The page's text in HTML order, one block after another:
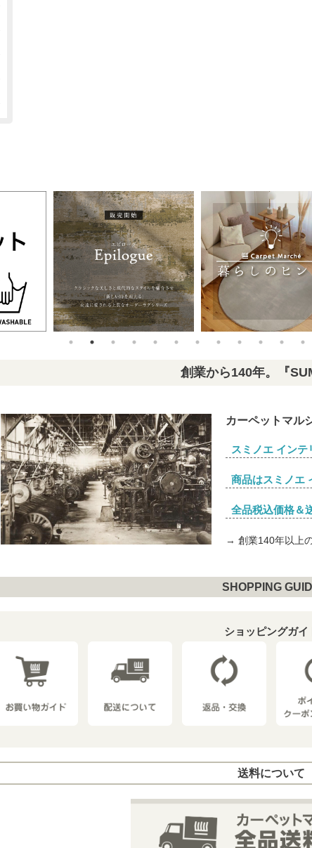
創業から140年。『
カーペットマル
スミノエ イン
商品はスミノエ
全品税込価格＆
→ 創業140年以上
SHOPPING
ショッピングガイ
送料について